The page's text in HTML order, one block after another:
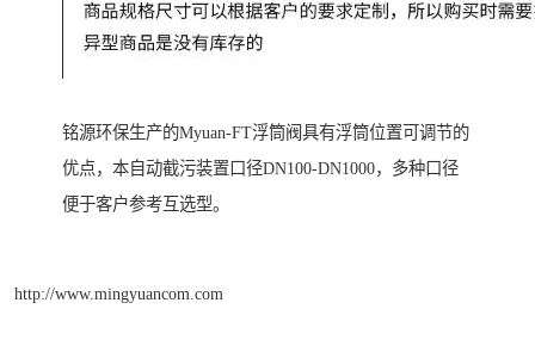
铭源环保生产的Myuan-FT浮筒阀具有浮筒位置可调节的
优点，本自动截污装置口径DN100-DN1000，多种口径
便于客户参考互选型。
http://www.mingyuancom.com